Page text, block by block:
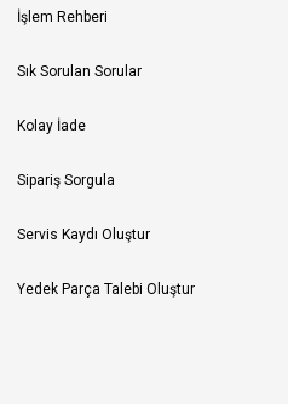
İşlem Rehberi
Sık Sorulan Sorular
Kolay İade
Sipariş Sorgula
Servis Kaydı Oluştur
Yedek Parça Talebi Oluştur